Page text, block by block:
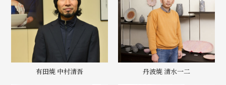
有田焼 中村清吾 丹波焼 清水一二